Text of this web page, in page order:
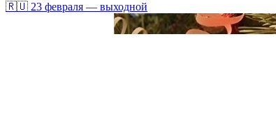
🇷🇺 23 февраля — выходной